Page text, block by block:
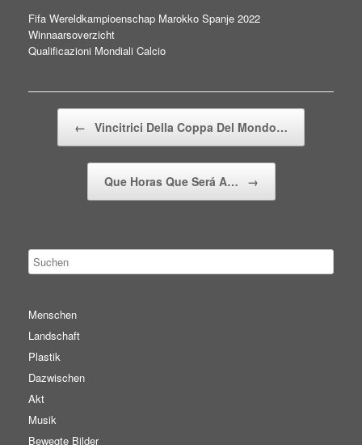
Fifa Wereldkampioenschap Marokko Spanje 2022
Winnaarsoverzicht
Qualificazioni Mondiali Calcio
← Vincitrici Della Coppa Del Mondo…
Que Horas Que Será A… →
Menschen
Landschaft
Plastik
Dazwischen
Akt
Musik
Bewegte Bilder